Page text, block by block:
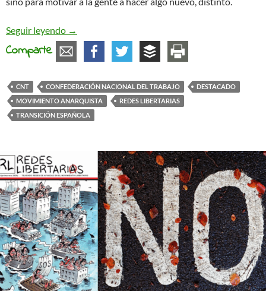
Seguir leyendo Cuando creímos cambiarlo todo. Mi vivencia
→
Comparte
CNT CONFEDERACIÓN NACIONAL DEL TRABAJO
DESTACADO
MOVIMIENTO ANARQUISTA
REDES LIBERTARIAS
TRANSICIÓN ESPAÑOLA